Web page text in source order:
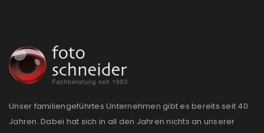
Anmeldeformular geschützt durch
ANMELDEN
PASSWORT VERGESSEN?
Unser familiengeführtes Unternehmen gibt es bereits seit 40
Jahren. Dabei hat sich in all den Jahren nichts an unserer